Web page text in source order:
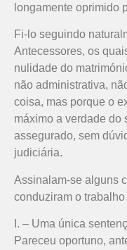
longamente oprimido
Fi-lo seguindo
Antecessores, os
nulidade do
não administrativa,
coisa, mas porque o
máximo a verdade do
assegurado, sem
judiciária.
Assinalam-se alguns
conduziram o trabalho
I. – Uma única
Pareceu oportuno,